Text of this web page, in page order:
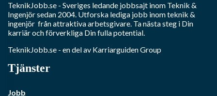
TeknikJobb.se - Sveriges ledande jobbsajt inom Teknik &
Ingenjörsedan 2004. Utforska lediga jobb inomteknik &
ingenjör från attraktiva arbetsgivare. Ta nästa steg i Din
karriär och förverkliga Din fulla potential.
TeknikJobb.se - en del av Karriarguiden Group
Tjänster
Jobb